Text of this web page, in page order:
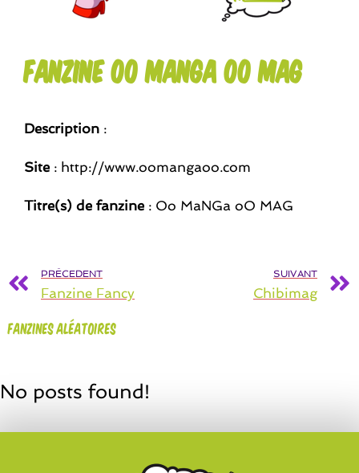
Fanzine Oo MaNGa oO MAG
Description :
Site : http://www.oomangaoo.com
Titre(s) de fanzine : Oo MaNGa oO MAG
PRÉCEDENT
Fanzine Fancy
SUIVANT
Chibimag
Fanzines aléatoires
No posts found!